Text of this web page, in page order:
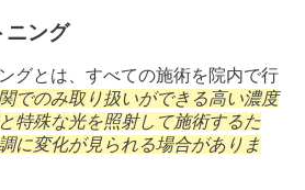
ニング
グとは、すべての施術を院内で行
でのみ取り扱いができる高い濃度
特殊な光を照射して施術するた
に変化が見られる場合がありま